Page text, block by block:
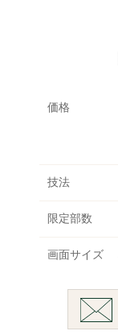
価格
技法
限定部数
画面サイズ